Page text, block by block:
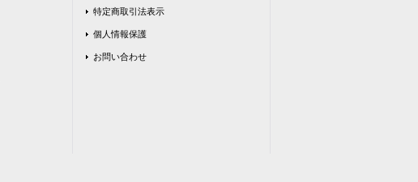
特定商取引法表示
個人情報保護
お問い合わせ